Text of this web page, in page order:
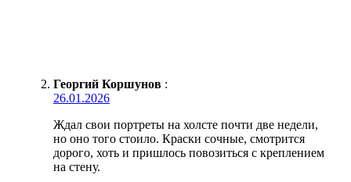
Георгий Коршунов :
26.01.2026
Ждал свои портреты на холсте почти две недели,
но оно того стоило. Краски сочные, смотрится
дорого, хоть и пришлось повозиться с креплением
на стену.